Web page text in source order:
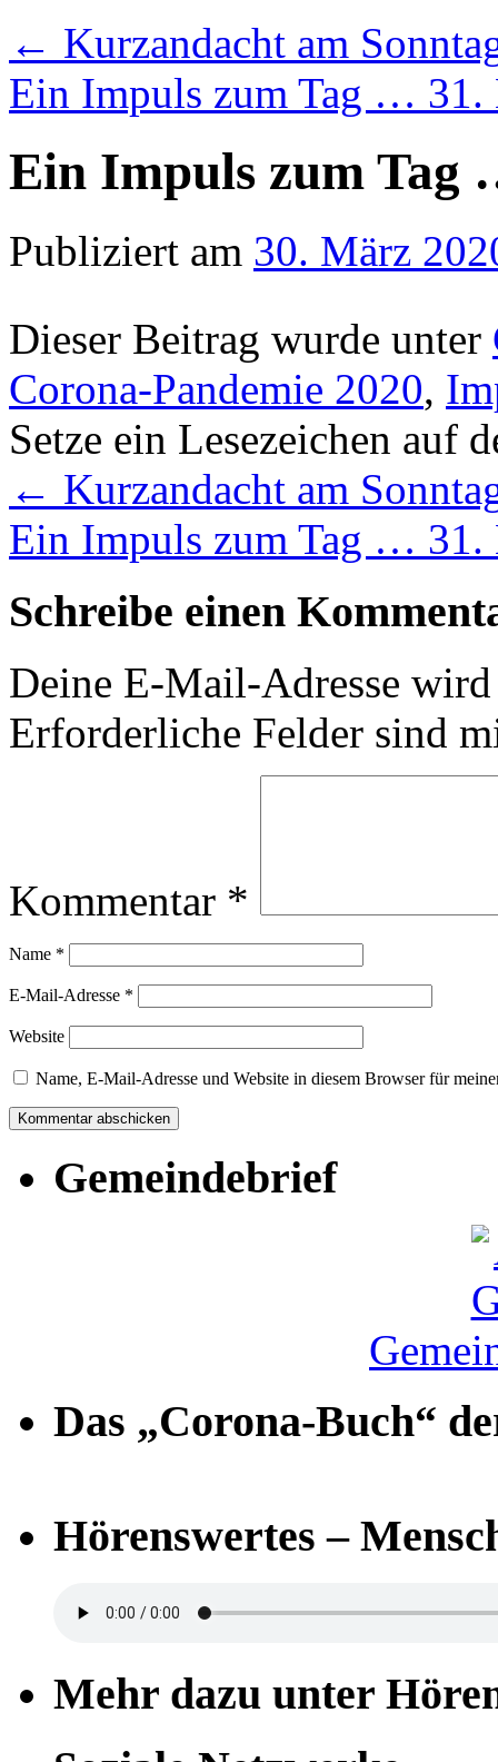
← Kurzandacht am
Ein Impuls zum Tag …
Ein Impuls zum Tag
Publiziert am 30. März
Dieser Beitrag wurde unter
Corona-Pandemie 2020,
Setze ein Lesezeichen auf
← Kurzandacht am
Ein Impuls zum Tag …
Schreibe einen
Deine E-Mail-Adresse
Erforderliche Felder sind
Kommentar *
Name *
E-Mail-Adresse *
Website
Name, E-Mail-Adresse und Website in diesem Browser für
Gemeindebrief
Das „Corona-Buch“
Hörenswertes –
Mehr dazu unter